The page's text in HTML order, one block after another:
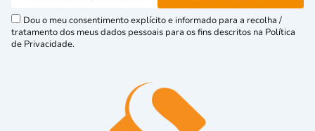
Dou o meu consentimento explícito e informado para a recolha /
tratamento dos meus dados pessoais para os fins descritos na Política
de Privacidade.